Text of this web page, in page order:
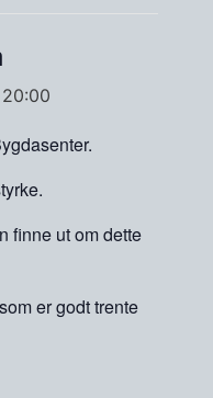
20:00
finne ut om dette
er godt trente